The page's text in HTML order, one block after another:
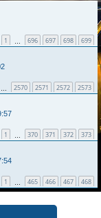
1 696 697 698 699
2570 2571 2572 2573
1 370 371 372 373
1 465 466 467 468